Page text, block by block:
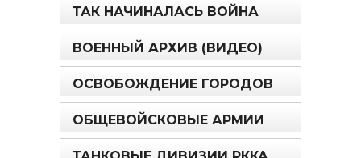
ТАК НАЧИНАЛАСЬ ВОЙНА
ВОЕННЫЙ АРХИВ (ВИДЕО)
ОСВОБОЖДЕНИЕ ГОРОДОВ
ОБЩЕВОЙСКОВЫЕ АРМИИ